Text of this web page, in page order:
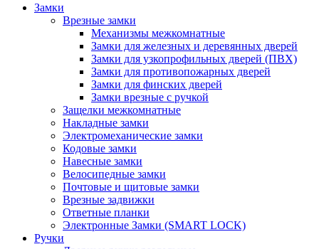
Замки
Врезные замки
Механизмы межкомнатные
Замки для железных и деревянных дверей
Замки для узкопрофильных дверей (ПВХ)
Замки для противопожарных дверей
Замки для финских дверей
Замки врезные с ручкой
Защелки межкомнатные
Накладные замки
Электромеханические замки
Кодовые замки
Навесные замки
Велосипедные замки
Почтовые и щитовые замки
Врезные задвижки
Ответные планки
Электронные Замки (SMART LOCK)
Ручки